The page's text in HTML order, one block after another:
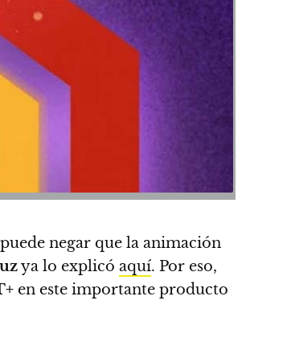
negar que la animación
ya lo explicó aquí. Por eso,
en este importante producto